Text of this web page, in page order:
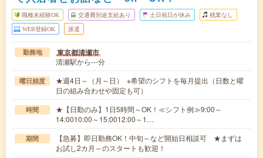
職種未経験OK 交通費別途支給あり 土日祝日が休み 残業なし
WEB登録OK 派遣
勤務地 東京都清瀬市
清瀬駅から---分
曜日頻度
★週4日～（月～日） ※希望のシフトを毎月提出（日数と曜
日の組み合わせや固定も可）
時間
★【日勤のみ】1日5時間～OK！≪シフト例≫9:00～
14:0010:00～15:0012:00～1…
期間
【急募】即日勤務OK！中旬～など開始日相談可 ★まずは
お試し2カ月～のスタートも歓迎！